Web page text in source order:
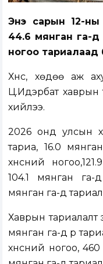
Энэ сарын 12-
44.6 мянган га-д
ногоо тариалаад
Хүнс, хөдөө аж
Ц.Идэрбат хаврын
хийлээ.
2026 онд улсын
тариа, 16.0
хүнсний
104.1 мянган
мянган га-д
Хаврын тариалалт
мянган га-д үр
хүнсний ногоо,